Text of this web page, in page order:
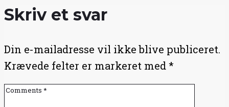
Skriv et svar
Din e-mailadresse vil ikke blive publiceret.
Krævede felter er markeret med*